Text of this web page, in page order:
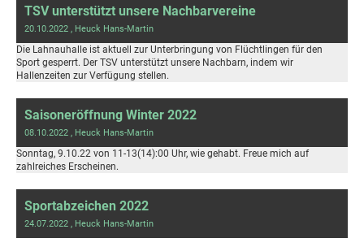
TSV unterstützt unsere Nachbarvereine
20.10.2022 , Heuck Hans-Martin
Die Lahnauhalle ist aktuell zur Unterbringung von Flüchtlingen für den
Sport gesperrt. Der TSV unterstützt unsere Nachbarn, indem wir
Hallenzeiten zur Verfügung stellen.
Saisoneröffnung Winter 2022
08.10.2022 , Heuck Hans-Martin
Sonntag, 9.10.22 von 11-13(14):00 Uhr, wie gehabt. Freue mich auf
zahlreiches Erscheinen.
Sportabzeichen 2022
24.07.2022 , Heuck Hans-Martin